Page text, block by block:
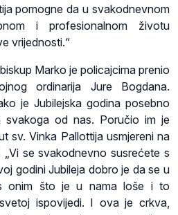
pomogne da u svakodnevnom
i profesionalnom životu
vrijednosti.“
Marko je policajcima prenio
ordinarija Jure Bogdana.
je Jubilejska godina posebno
svakoga od nas. Poručio im je
sv. Vinka Pallottija usmjereni na
se svakodnevno susrećete s
godini Jubileja dobro je da se u
onim što je u nama loše i to
ispovijedi. I ova je crkva,